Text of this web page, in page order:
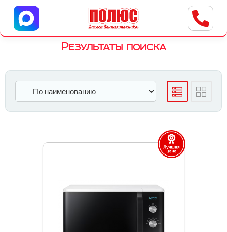
Центр бытовой техники
г. Ульяновск, ул. Пушкарева, 8a
Результаты поиска